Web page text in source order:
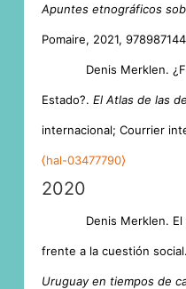
Apuntes etnográficos
Pomaire, 2021,
Denis Merklen.
Estado?. El Atlas de las
internacional; Courrier
⟨hal-03477790⟩
2020
Denis Merklen.
frente a la cuestión social.
Uruguay en tiempos de